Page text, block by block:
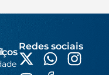
Redes sociais